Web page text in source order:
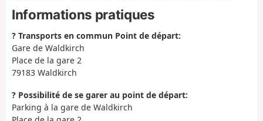
Informations pratiques
? Transports en commun Point de départ:
Gare de Waldkirch
Place de la gare 2
79183 Waldkirch
?️ Possibilité de se garer au point de départ:
Parking à la gare de Waldkirch